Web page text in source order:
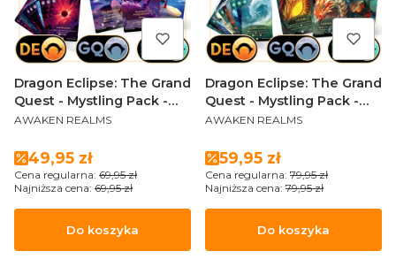
Dragon Eclipse: The Grand
Quest - Mystling Pack -
Shada
PRODUCENT
AWAKEN REALMS
Cena promocyjna
49,95 zł
Cena regularna: 69,95 zł
Najniższa cena: 69,95 zł
Do koszyka
Dragon Eclipse: The Grand
Quest - Mystling Pack -
Hateril (Sundrop Edition)
PRODUCENT
AWAKEN REALMS
Cena promocyjna
59,95 zł
Cena regularna: 79,95 zł
Najniższa cena: 79,95 zł
Do koszyka